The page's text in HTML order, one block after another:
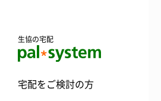
生協の宅配
宅配をご検討の方